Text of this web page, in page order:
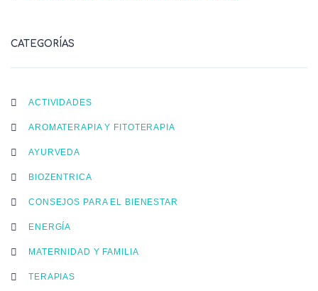
CATEGORÍAS
ACTIVIDADES
AROMATERAPIA Y FITOTERAPIA
AYURVEDA
BIOZENTRICA
CONSEJOS PARA EL BIENESTAR
ENERGÍA
MATERNIDAD Y FAMILIA
TERAPIAS